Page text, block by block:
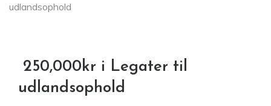
udlandsophold
250,000kr i Legater til
udlandsophold